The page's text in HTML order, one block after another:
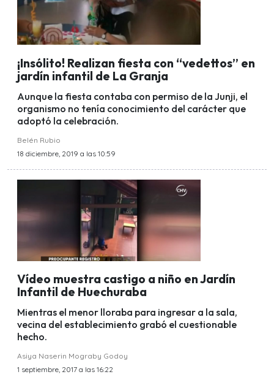
¡Insólito! Realizan fiesta con “vedettos” en
jardín infantil de La Granja
Aunque la fiesta contaba con permiso de la Junji, el
organismo no tenía conocimiento del carácter que
adoptó la celebración.
Belén Rubio
18 diciembre, 2019 a las 10:59
Vídeo muestra castigo a niño en Jardín
Infantil de Huechuraba
Mientras el menor lloraba para ingresar a la sala,
vecina del establecimiento grabó el cuestionable
hecho.
Asiya Naserin Mograby Godoy
1 septiembre, 2017 a las 16:22